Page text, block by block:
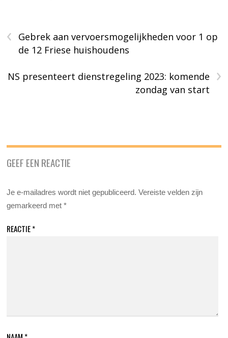
‹
Gebrek aan vervoersmogelijkheden voor 1 op
de 12 Friese huishoudens
›
NS presenteert dienstregeling 2023: komende
zondag van start
GEEF EEN REACTIE
Je e-mailadres wordt niet gepubliceerd. Vereiste velden zijn
gemarkeerd met*
REACTIE*